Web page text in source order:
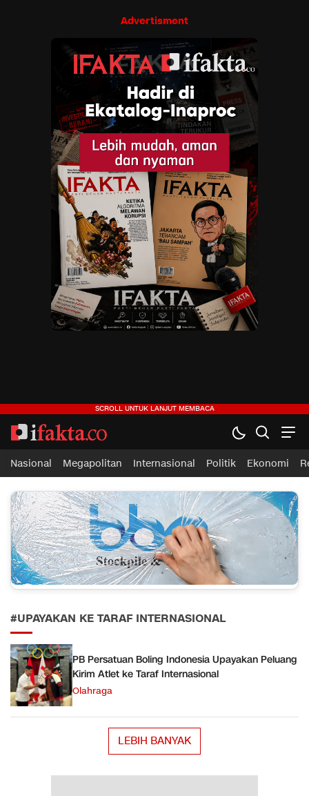
Advertisment
ifakta.co
#pastibenar
Nasional Megapolitan Internasional Politik Ekonomi
#UPAYAKAN KE TARAF INTERNASIONAL
PB Persatuan Boling Indonesia Upayakan Peluang
Kirim Atlet ke Taraf Internasional
Olahraga
LEBIH BANYAK